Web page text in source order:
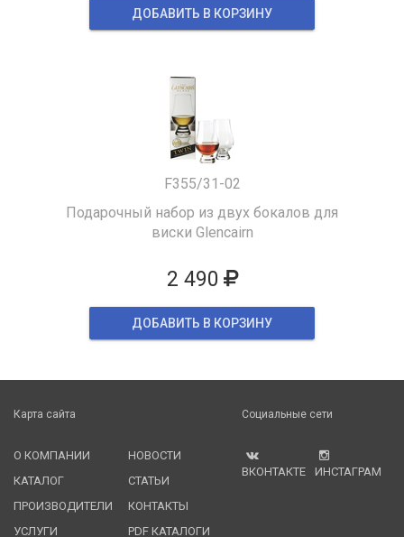
ДОБАВИТЬ В КОРЗИНУ
F355/31-02
Подарочный набор из двух бокалов для
виски Glencairn
2 490
ДОБАВИТЬ В КОРЗИНУ
Карта сайта
О КОМПАНИИ
КАТАЛОГ
ПРОИЗВОДИТЕЛИ
УСЛУГИ
НОВОСТИ
СТАТЬИ
КОНТАКТЫ
PDF КАТАЛОГИ
Социальные сети
ВКОНТАКТЕ ИНСТАГРАМ